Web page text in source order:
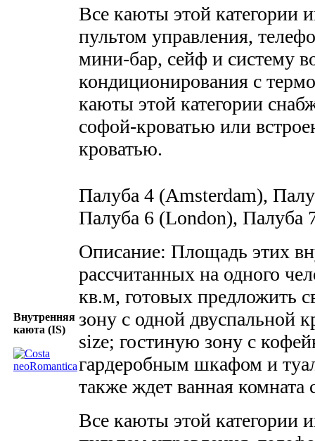
Все каюты этой категории
пультом управления,
мини-бар, сейф и систему
кондиционирования с
каюты этой категории
софой-кроватью или
кроватью.
Внутренняя
каюта (IS)
Палуба 4 (Amsterdam),
Палуба 6 (London), Палуба
Описание: Площадь этих
рассчитанных на одного
кв.м, готовых предложить
зону с одной двуспальной
size; гостиную зону с
гардеробным шкафом и
также ждет ванная комната
Все каюты этой категории